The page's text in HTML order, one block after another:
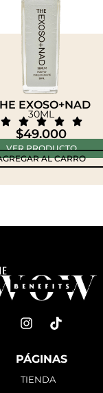
EXOSO+NAD​
30ML
$49.000
VER PRODUCTO
AL CARRO
PÁGINAS
TIENDA